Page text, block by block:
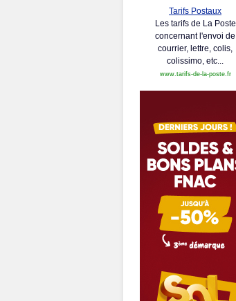
Tarifs Postaux
Les tarifs de La Poste
concernant l'envoi de
courrier, lettre, colis,
colissimo, etc...
www.tarifs-de-la-poste.fr